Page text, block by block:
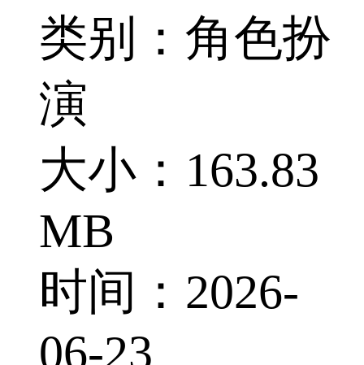
类别：角色扮
演
大小：163.83
MB
时间：2026-
06-23